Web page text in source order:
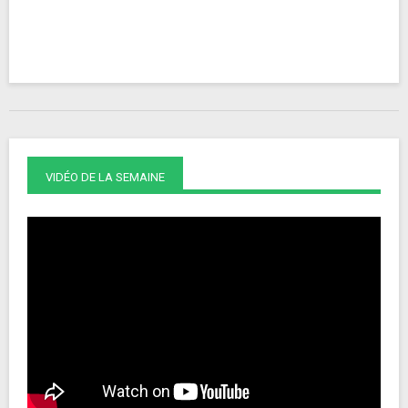
VIDÉO DE LA SEMAINE